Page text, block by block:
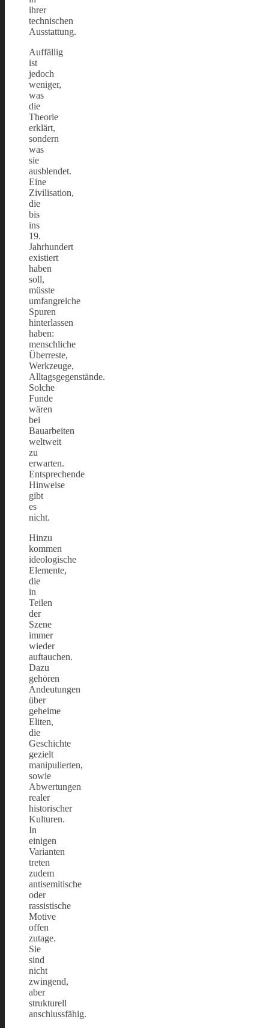
ihrer
technischen
Ausstattung.
Auffällig
ist
jedoch
weniger,
was
die
Theorie
erklärt,
sondern
was
sie
ausblendet.
Eine
Zivilisation,
die
bis
ins
19.
Jahrhundert
existiert
haben
soll,
müsste
umfangreiche
Spuren
hinterlassen
haben:
menschliche
Überreste,
Werkzeuge,
Alltagsgegenstände.
Solche
Funde
wären
bei
Bauarbeiten
weltweit
zu
erwarten.
Entsprechende
Hinweise
gibt
es
nicht.
Hinzu
kommen
ideologische
Elemente,
die
in
Teilen
der
Szene
immer
wieder
auftauchen.
Dazu
gehören
Andeutungen
über
geheime
Eliten,
die
Geschichte
gezielt
manipulierten,
sowie
Abwertungen
realer
historischer
Kulturen.
In
einigen
Varianten
treten
zudem
antisemitische
oder
rassistische
Motive
offen
zutage.
Sie
sind
nicht
zwingend,
aber
strukturell
anschlussfähig.